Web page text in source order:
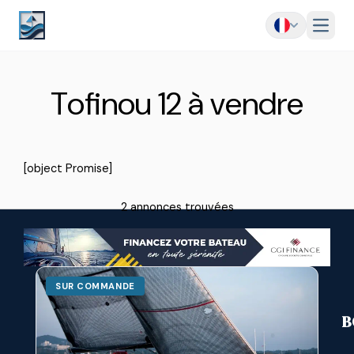
Menu
Tofinou 12 à vendre
[object Promise]
2 annonces trouvées
SUR COMMANDE